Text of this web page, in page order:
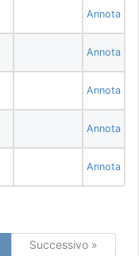
Annota
Annota
Annota
Annota
Annota
Successivo »